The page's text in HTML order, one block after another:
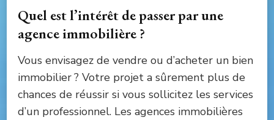
Quel est l’intérêt de passer par une
agence immobilière ?
Vous envisagez de vendre ou d’acheter un bien
immobilier ? Votre projet a sûrement plus de
chances de réussir si vous sollicitez les services
d’un professionnel. Les agences immobilières